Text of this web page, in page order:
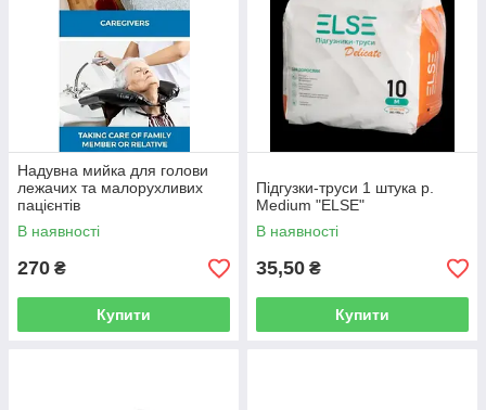
Надувна мийка для голови
лежачих та малорухливих
пацієнтів
В наявності
270 ₴
Купити
Підгузки-труси 1 штука р.
Medium "ELSE"
В наявності
35,50 ₴
Купити